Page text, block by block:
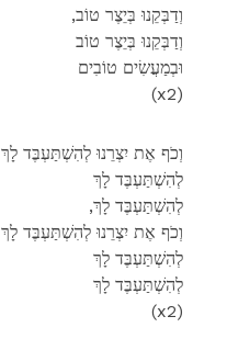
,וְדַבְּקֵנוּ בְּיֵצֶר טוֹב
וְדַבְּקֵנוּ בְּיֵצֶר טוֹב
וּבְמַעֲשִׂים טוֹבִים
(x2)
וְכֹף אֶת יִצְרֵנוּ לְהִשְׁתַּעְבֶּד לָךְ
לְהִשְׁתַּעְבֶּד לָךְ
,לְהִשְׁתַּעְבֶּד לָךְ
וְכֹף אֶת יִצְרֵנוּ לְהִשְׁתַּעְבֶּד לָךְ
לְהִשְׁתַּעְבֶּד לָךְ
לְהִשְׁתַּעְבֶּד לָךְ
(x2)